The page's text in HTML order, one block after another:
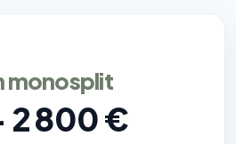
monosplit
2 800 €